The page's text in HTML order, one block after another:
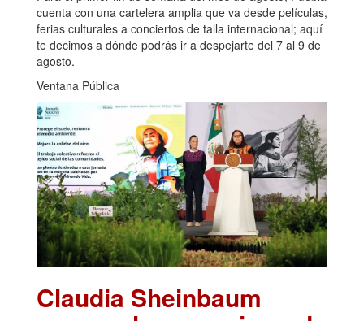
cuenta con una cartelera amplia que va desde películas,
ferias culturales a conciertos de talla internacional; aquí
te decimos a dónde podrás ir a despejarte del 7 al 9 de
agosto.
Ventana Pública
Claudia Sheinbaum